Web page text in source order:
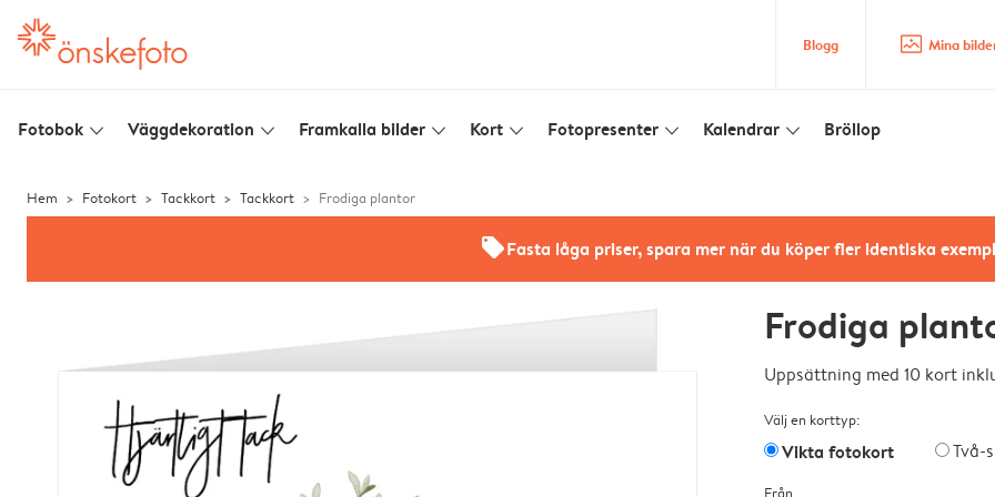
Blogg image_placeholder Mina
Fotobok slim_arrow_down Väggdekoration slim_arrow_down Framkalla bilder slim_arrow_down Kort slim_arrow_down Fotopresenter slim_arrow_down Kalendrar slim_arrow_down Bröllop
Hem Fotokort Tackkort Tackkort Frodiga plantor
offersFasta låga priser, spara mer när du köper fler identiska
Frodiga
Uppsättning med 10 kort
Välj en korttyp:
Vikta fotokort Två-
Från